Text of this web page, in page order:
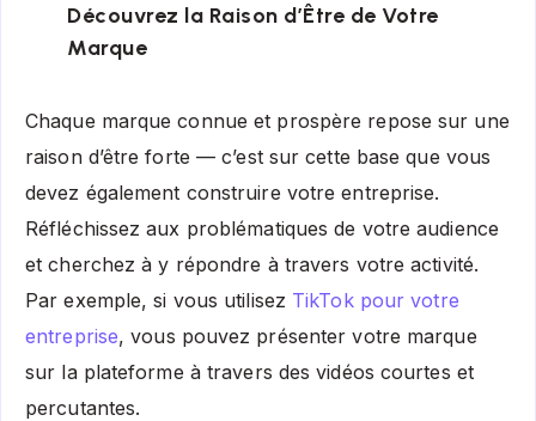
Découvrez la Raison d’Être de Votre
Marque
Chaque marque connue et prospère repose sur une
raison d’être forte — c’est sur cette base que vous
devez également construire votre entreprise.
Réfléchissez aux problématiques de votre audience
et cherchez à y répondre à travers votre activité.
Par exemple, si vous utilisez TikTok pour votre
entreprise, vous pouvez présenter votre marque
sur la plateforme à travers des vidéos courtes et
percutantes.